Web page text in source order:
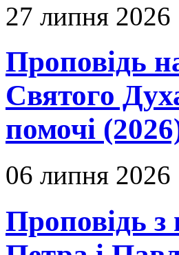
27 липня 2026
Проповідь
Святого
помочі
06 липня 2026
Проповідь з